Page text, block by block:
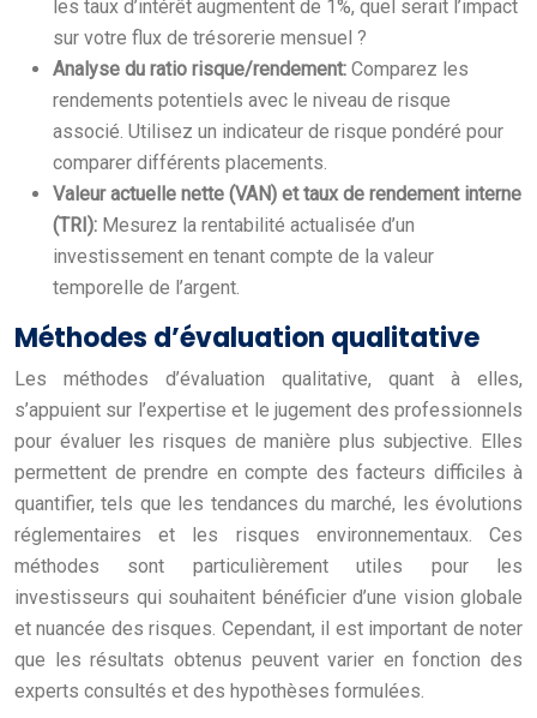
les taux d’intérêt augmentent de 1%, quel serait l’impact
sur votre flux de trésorerie mensuel ?
Analyse du ratio risque/rendement: Comparez les
rendements potentiels avec le niveau de risque
associé. Utilisez un indicateur de risque pondéré pour
comparer différents placements.
Valeur actuelle nette (VAN) et taux de rendement interne
(TRI): Mesurez la rentabilité actualisée d’un
investissement en tenant compte de la valeur
temporelle de l’argent.
Méthodes d’évaluation qualitative
Les méthodes d’évaluation qualitative, quant à elles,
s’appuient sur l’expertise et le jugement des professionnels
pour évaluer les risques de manière plus subjective. Elles
permettent de prendre en compte des facteurs difficiles à
quantifier, tels que les tendances du marché, les évolutions
réglementaires et les risques environnementaux. Ces
méthodes sont particulièrement utiles pour les
investisseurs qui souhaitent bénéficier d’une vision globale
et nuancée des risques. Cependant, il est important de noter
que les résultats obtenus peuvent varier en fonction des
experts consultés et des hypothèses formulées.